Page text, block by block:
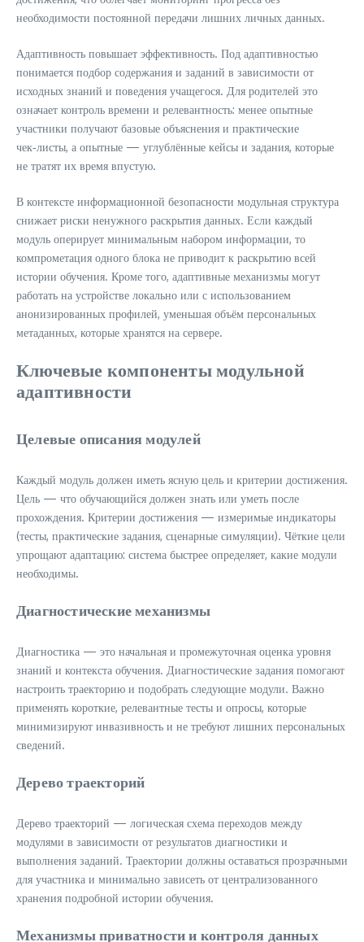
необходимости постоянной передачи лишних личных данных.
Адаптивность повышает эффективность. Под адаптивностью
понимается подбор содержания и заданий в зависимости от
исходных знаний и поведения учащегося. Для родителей это
означает контроль времени и релевантность: менее опытные
участники получают базовые объяснения и практические
чек‑листы, а опытные — углублённые кейсы и задания, которые
не тратят их время впустую.
В контексте информационной безопасности модульная структура
снижает риски ненужного раскрытия данных. Если каждый
модуль оперирует минимальным набором информации, то
компрометация одного блока не приводит к раскрытию всей
истории обучения. Кроме того, адаптивные механизмы могут
работать на устройстве локально или с использованием
анонизированных профилей, уменьшая объём персональных
метаданных, которые хранятся на сервере.
Ключевые компоненты модульной
адаптивности
Целевые описания модулей
Каждый модуль должен иметь ясную цель и критерии достижения.
Цель — что обучающийся должен знать или уметь после
прохождения. Критерии достижения — измеримые индикаторы
(тесты, практические задания, сценарные симуляции). Чёткие цели
упрощают адаптацию: система быстрее определяет, какие модули
необходимы.
Диагностические механизмы
Диагностика — это начальная и промежуточная оценка уровня
знаний и контекста обучения. Диагностические задания помогают
настроить траекторию и подобрать следующие модули. Важно
применять короткие, релевантные тесты и опросы, которые
минимизируют инвазивность и не требуют лишних персональных
сведений.
Дерево траекторий
Дерево траекторий — логическая схема переходов между
модулями в зависимости от результатов диагностики и
выполнения заданий. Траектории должны оставаться прозрачными
для участника и минимально зависеть от централизованного
хранения подробной истории обучения.
Механизмы приватности и контроля данных